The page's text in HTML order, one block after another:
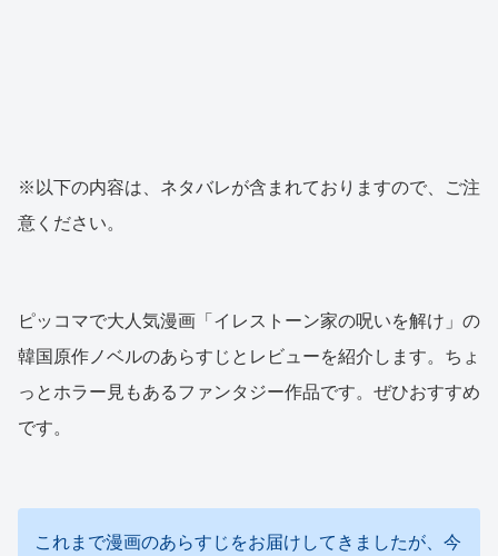
※以下の内容は、ネタバレが含まれておりますので、ご注
意ください。
ピッコマで大人気漫画「イレストーン家の呪いを解け」の
韓国原作ノベルのあらすじとレビューを紹介します。ちょ
っとホラー見もあるファンタジー作品です。ぜひおすすめ
です。
これまで漫画のあらすじをお届けしてきましたが、今